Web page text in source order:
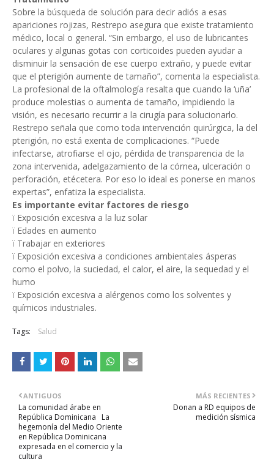
Sobre la búsqueda de solución para decir adiós a esas
apariciones rojizas, Restrepo asegura que existe tratamiento
médico, local o general. “Sin embargo, el uso de lubricantes
oculares y algunas gotas con corticoides pueden ayudar a
disminuir la sensación de ese cuerpo extraño, y puede evitar
que el pterigión aumente de tamaño”, comenta la especialista.
La profesional de la oftalmología resalta que cuando la ‘uña’
produce molestias o aumenta de tamaño, impidiendo la
visión, es necesario recurrir a la cirugía para solucionarlo.
Restrepo señala que como toda intervención quirúrgica, la del
pterigión, no está exenta de complicaciones. “Puede
infectarse, atrofiarse el ojo, pérdida de transparencia de la
zona intervenida, adelgazamiento de la córnea, ulceración o
perforación, etécetera. Por eso lo ideal es ponerse en manos
expertas”, enfatiza la especialista.
Es importante evitar factores de riesgo
ï Exposición excesiva a la luz solar
ï Edades en aumento
ï Trabajar en exteriores
ï Exposición excesiva a condiciones ambientales ásperas
como el polvo, la suciedad, el calor, el aire, la sequedad y el
humo
ï Exposición excesiva a alérgenos como los solventes y
químicos industriales.
Tags: Salud
MÁS RECIENTES
Donan a RD equipos de
medición sísmica
ANTIGUOS
La comunidad árabe en
República Dominicana La
hegemonía del Medio Oriente
en República Dominicana
expresada en el comercio y la
cultura